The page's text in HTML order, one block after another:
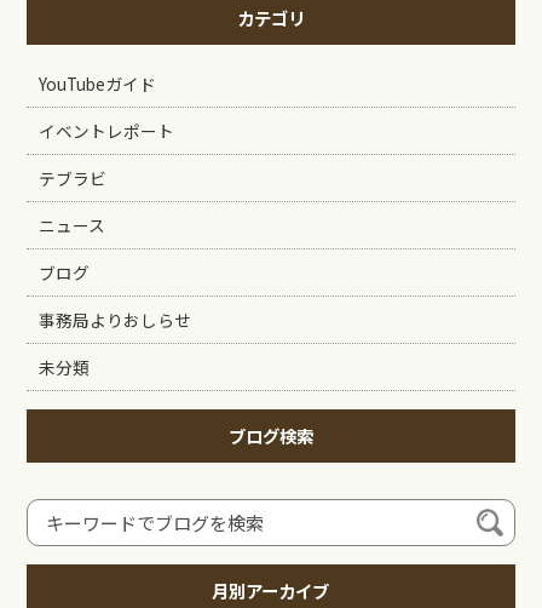
カテゴリ
YouTubeガイド
イベントレポート
テブラビ
ニュース
ブログ
事務局よりおしらせ
未分類
ブログ検索
月別アーカイブ